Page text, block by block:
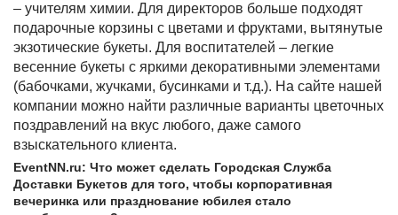
– учителям химии. Для директоров больше подходят
подарочные корзины с цветами и фруктами, вытянутые
экзотические букеты. Для воспитателей – легкие
весенние букеты с яркими декоративными элементами
(бабочками, жучками, бусинками и т.д.). На сайте нашей
компании можно найти различные варианты цветочных
поздравлений на вкус любого, даже самого
взыскательного клиента.
EventNN.ru: Что может сделать Городская Служба
Доставки Букетов для того, чтобы корпоративная
вечеринка или празднование юбилея стало